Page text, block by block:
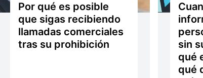
Por qué es posible
que sigas recibiendo
llamadas comerciales
tras su prohibición
sin
qué
qué